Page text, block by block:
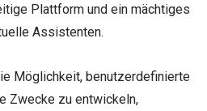
Plattform und ein mächtiges
Assistenten.
Möglichkeit, benutzerdefinierte
Zwecke zu entwickeln,